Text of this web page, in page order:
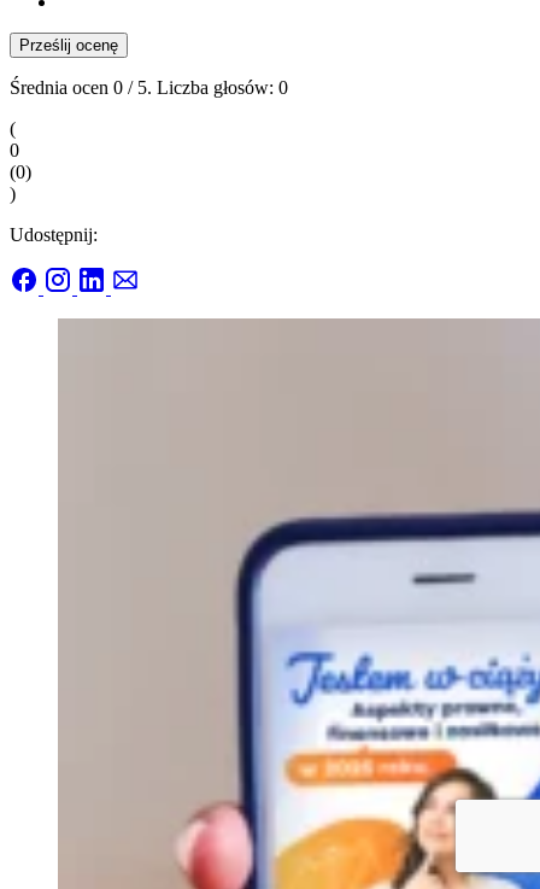
Prześlij ocenę
Średnia ocen 0 / 5. Liczba głosów: 0
(
0
(0)
)
Udostępnij: